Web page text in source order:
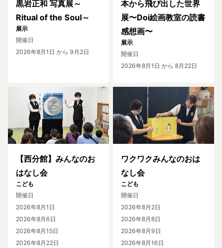
黒岩正和 写真展～
Ritual of the Soul～
展示
開催日
2026年8月1日 から 9月2日
本から飛び出した世界
展〜Doi絵画教室の読書
感想画〜
展示
開催日
2026年8月1日 から 8月22日
【西分館】みんなのお
はなし会
こども
開催日
2026年8月1日
2026年8月6日
2026年8月15日
2026年8月22日
ワクワクみんなのおは
なし会
こども
開催日
2026年8月2日
2026年8月8日
2026年8月9日
2026年8月16日